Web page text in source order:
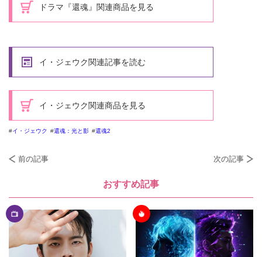
ドラマ『還魂』関連商品を見る
イ・ジェウク関連記事を読む
イ・ジェウク関連商品を見る
イ・ジェウク 還魂：光と影 還魂2
前の記事 次の記事
おすすめ記事